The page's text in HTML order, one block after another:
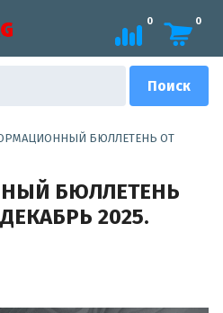
0 0
БЮЛЛЕТЕНЬ ОТ
БЮЛЛЕТЕНЬ
2025.